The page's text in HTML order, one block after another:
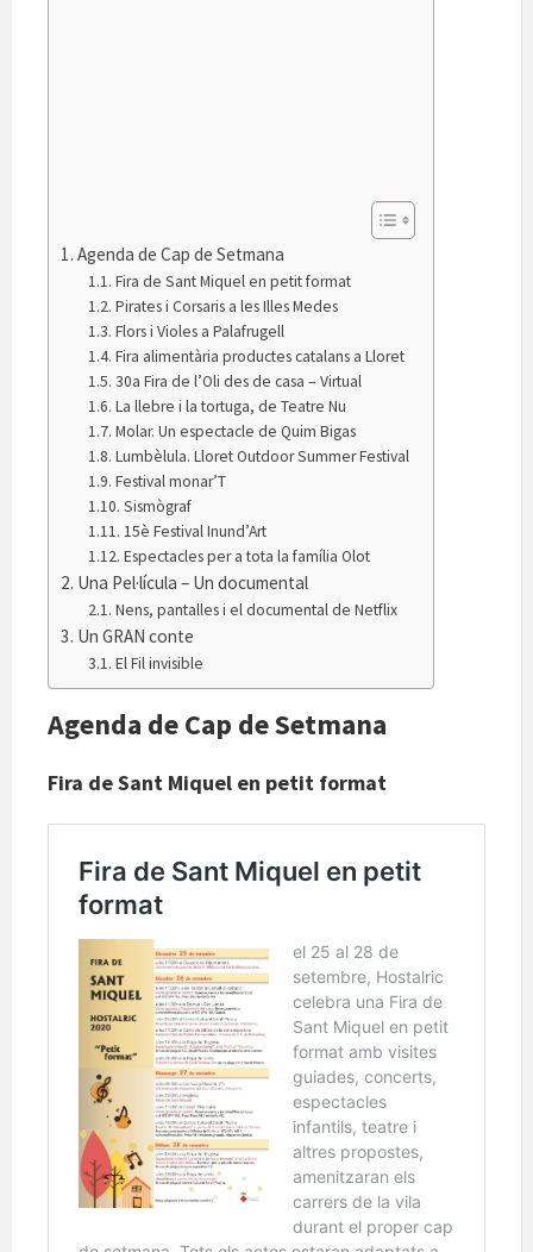
Agenda de Cap de Setmana
Fira de Sant Miquel en petit format
Pirates i Corsaris a les Illes Medes
Flors i Violes a Palafrugell
Fira alimentària productes catalans a Lloret
30a Fira de l’Oli des de casa – Virtual
La llebre i la tortuga, de Teatre Nu
Molar. Un espectacle de Quim Bigas
Lumbèlula. Lloret Outdoor Summer Festival
Festival monar’T
Sismògraf
15è Festival Inund’Art
Espectacles per a tota la família Olot
Una Pel·lícula – Un documental
Nens, pantalles i el documental de Netflix
Un GRAN conte
El Fil invisible
Agenda de Cap de Setmana
Fira de Sant Miquel en petit format